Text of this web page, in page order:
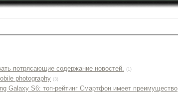
потрясающие содержание новостей. (1)
photography (3)
Galaxy S6: топ-рейтинг Смартфон имеет преимущество